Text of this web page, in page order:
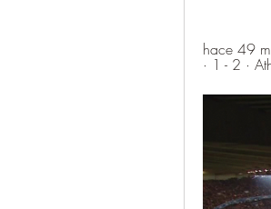
hace 49
· 1 - 2 ·